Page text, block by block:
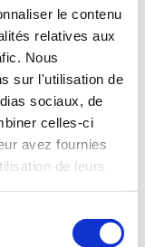
le contenu
relatives aux
Nous
sur l'utilisation de
sociaux, de
celles-ci
avez fournies
de leurs